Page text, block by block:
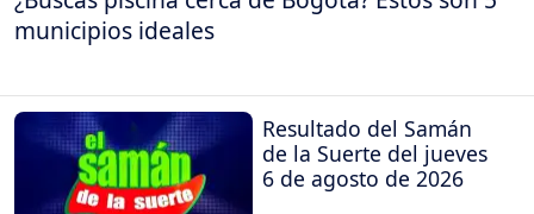
municipios ideales
Resultado del Samán
de la Suerte del jueves
6 de agosto de 2026